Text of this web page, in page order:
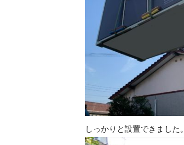
しっかりと設置できました。